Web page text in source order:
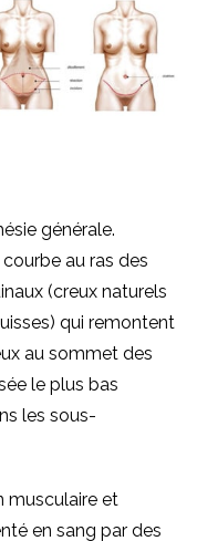
générale.
au ras des
(creux naturels
qui remontent
au sommet des
le plus bas
les sous-
musculaire et
en sang par des